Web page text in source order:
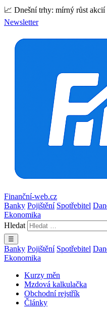
📈 Dnešní trhy: mírný růst akcií
Newsletter
Finanční-web.cz
Banky Pojištění Spotřebitel
Ekonomika
Hledat
☰
Banky Pojištění Spotřebitel
Ekonomika
Kurzy měn
Mzdová kalkulačka
Obchodní rejstřík
Články